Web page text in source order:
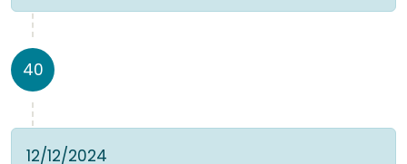
40
12/12/2024